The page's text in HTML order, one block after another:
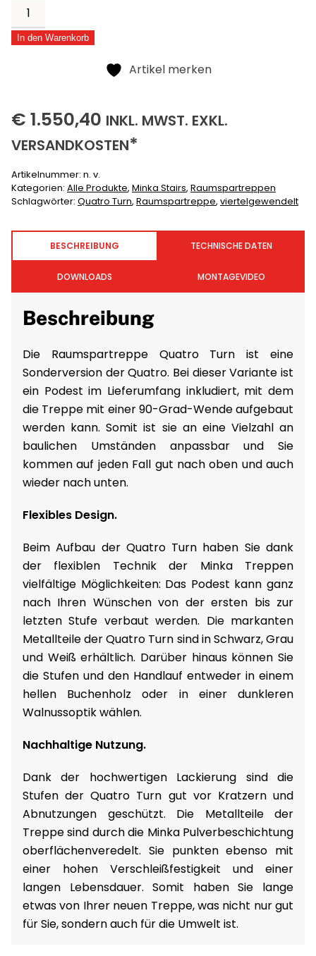
Quatro
Turn
Menge
In den Warenkorb
Artikel merken
€ 1.550,40 1550,40
INKL. (INKLUSIVE)
MWST. EXKL.
VERSANDKOSTEN*
Artikelnummer: n. v.
Kategorien: Alle Produkte, Minka Stairs, Raumspartreppen
Schlagwörter: Quatro Turn, Raumspartreppe, viertelgewendelt
BESCHREIBUNG TECHNISCHE DATEN
DOWNLOADS MONTAGEVIDEO
Beschreibung
Die Raumspartreppe Quatro Turn ist eine
Sonderversion der Quatro. Bei dieser Variante ist
ein Podest im Lieferumfang inkludiert, mit dem
die Treppe mit einer 90-Grad-Wende aufgebaut
werden kann. Somit ist sie an eine Vielzahl an
baulichen Umständen anpassbar und Sie
kommen auf jeden Fall gut nach oben und auch
wieder nach unten.
Flexibles Design.
Beim Aufbau der Quatro Turn haben Sie dank
der flexiblen Technik der Minka Treppen
vielfältige Möglichkeiten: Das Podest kann ganz
nach Ihren Wünschen von der ersten bis zur
letzten Stufe verbaut werden. Die markanten
Metallteile der Quatro Turn sind in Schwarz, Grau
und Weiß erhältlich. Darüber hinaus können Sie
die Stufen und den Handlauf entweder in einem
hellen Buchenholz oder in einer dunkleren
Walnussoptik wählen.
Nachhaltige Nutzung.
Dank der hochwertigen Lackierung sind die
Stufen der Quatro Turn gut vor Kratzern und
Abnutzungen geschützt. Die Metallteile der
Treppe sind durch die Minka Pulverbeschichtung
oberflächenveredelt. Sie punkten ebenso mit
einer hohen Verschleißfestigkeit und einer
langen Lebensdauer. Somit haben Sie lange
etwas von Ihrer neuen Treppe, was nicht nur gut
für Sie, sondern auch für die Umwelt ist.